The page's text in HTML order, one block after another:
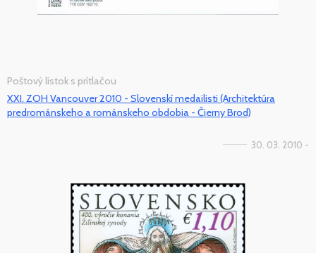
Poštový lístok s prítlačou
XXI. ZOH Vancouver 2010 - Slovenskí medailisti (Architektúra
predrománskeho a románskeho obdobia - Čierny Brod)
30. 03. 2010 -